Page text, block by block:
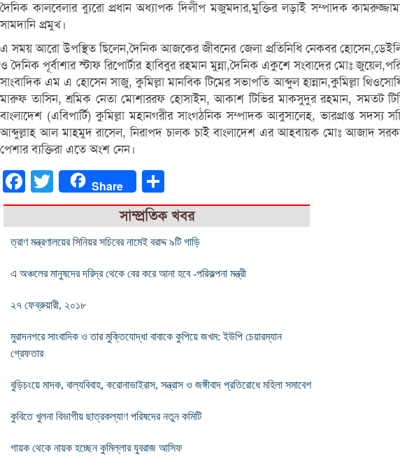
দৈনিক কালবেলার ব্যুরো প্রধান অধ্যাপক দিলীপ মজুমদার,মুক্তির লড়াই সম্পাদক
সামদানি প্রমুখ।
এ সময় আরো উপস্থিত ছিলেন,দৈনিক আজকের জীবনের জেলা প্রতিনিধি নেকবর
ও দৈনিক পূর্বাশার স্টাফ রিপোর্টার হাবিবুর রহমান মুন্না,দৈনিক একুশে সংবাদের মোঃ
সাংবাদিক এম এ হোসেন সাজু, কুমিল্লা মানবিক টিমের সভাপতি আব্দুল হান্নান,কুমিল্লা
মারুফ তাসিন, শ্রমিক নেতা মোশাররফ হোসাইন, আকাশ টিভির মাকসুদুর রহমান, সমতট
বাংলাদেশ (এবিপার্টি) কুমিল্লা মহানগরীর সাংগঠনিক সম্পাদক আবুসালেহ, ভারপ্রাপ্ত
আব্দুল্লাহ আল মাহমুদ রাসেল, নিরাপদ চালক চাই বাংলাদেশ এর আহবায়ক মোঃ আজাদ সরকার
পেশার ব্যক্তিরা এতে অংশ নেন।
FacebookTwitter Share
সাম্প্রতিক খবর
ত্রাণ মন্ত্রণালয়ের সিনিয়র সচিবের নামেই বরাদ্দ ৯টি গাড়ি
এ অঞ্চলের মানুষদের দরিদ্র থেকে বের করে আনা হবে -পরিকল্পনা মন্ত্রী
২৭ ফেব্রুয়ারী, ২০১৮
মুরাদনগরে সাংবাদিক ও তার মুক্তিযোদ্ধা বাবাকে কুপিয়ে জখম: ইউপি চেয়ারম্যান
গ্রেফতার
বুড়িচংয়ে মাদক, বাল্যবিবাহ, করোনাভাইরাস, সন্ত্রাস ও জঙ্গীবাদ প্রতিরোধে মহিলা সমাবেশ
কুবিতে খুলনা বিভাগীয় ছাত্রকল্যাণ পরিষদের নতুন কমিটি
গায়ক থেকে নায়ক হচ্ছেন কুমিল্লার যুবরাজ আসিফ